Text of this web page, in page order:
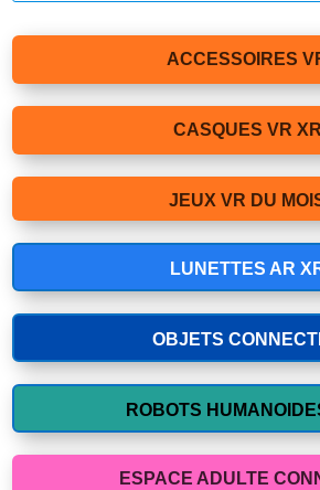
ACCESSOIRES
CASQUES VR XR
JEUX VR DU
LUNETTES AR
OBJETS
ROBOTS
ESPACE ADULTE